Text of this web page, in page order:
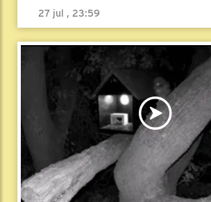
27 jul , 23:59